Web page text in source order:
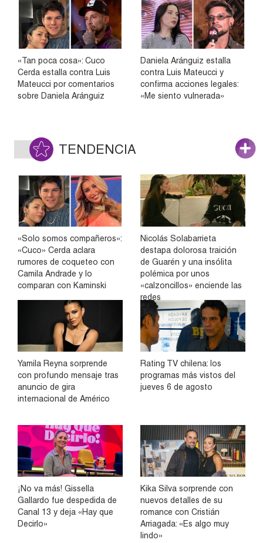
«Tan poca cosa»: Cuco
Cerda estalla contra Luis
Mateucci por comentarios
sobre Daniela Aránguiz
Daniela Aránguiz estalla
contra Luis Mateucci y
confirma acciones legales:
«Me siento vulnerada»
TENDENCIA
«Solo somos compañeros»:
«Cuco» Cerda aclara
rumores de coqueteo con
Camila Andrade y lo
comparan con Kaminski
Nicolás Solabarrieta
destapa dolorosa traición
de Guarén y una insólita
polémica por unos
«calzoncillos» enciende las
redes
Yamila Reyna sorprende
con profundo mensaje tras
anuncio de gira
internacional de Américo
Rating TV chilena: los
programas más vistos del
jueves 6 de agosto
¡No va más! Gissella
Gallardo fue despedida de
Canal 13 y deja «Hay que
Decirlo»
Kika Silva sorprende con
nuevos detalles de su
romance con Cristián
Arriagada: «Es algo muy
lindo»